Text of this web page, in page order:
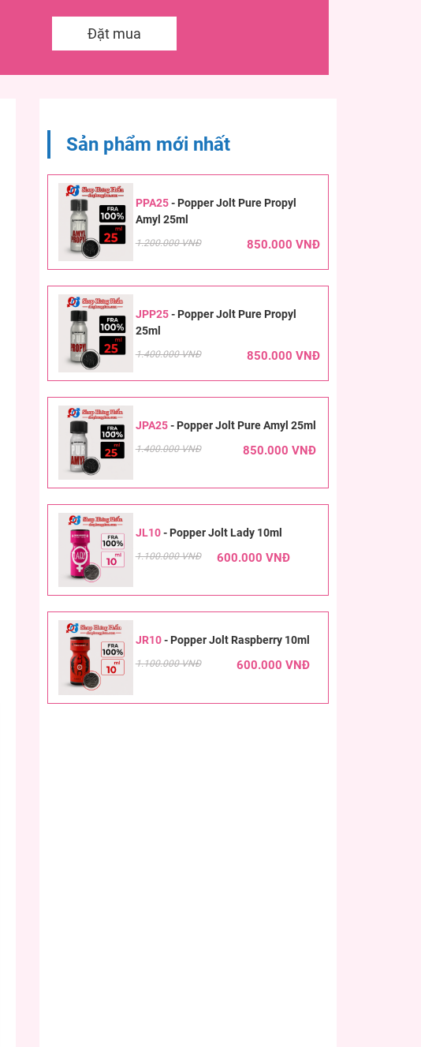
Đặt mua
Sản phẩm mới nhất
PPA25- Popper Jolt Pure Propyl
Amyl 25ml
1.200.000 VNĐ 850.000 VNĐ
JPP25- Popper Jolt Pure Propyl
25ml
1.400.000 VNĐ 850.000 VNĐ
JPA25- Popper Jolt Pure Amyl 25ml
1.400.000 VNĐ 850.000 VNĐ
JL10- Popper Jolt Lady 10ml
1.100.000 VNĐ 600.000 VNĐ
JR10- Popper Jolt Raspberry 10ml
1.100.000 VNĐ 600.000 VNĐ